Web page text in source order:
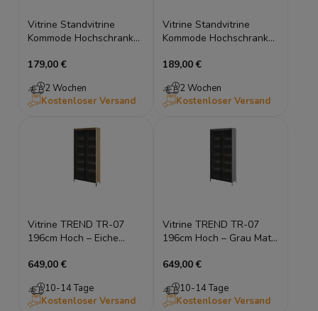
Vitrine Standvitrine
Kommode Hochschrank
Weiß
179,00 €
2 Wochen
Kostenloser Versand
Vitrine Standvitrine
Kommode Hochschrank
Weiß
189,00 €
2 Wochen
Kostenloser Versand
Vitrine TREND TR-07
196cm Hoch – Eiche
& Glas
649,00 €
10-14 Tage
Kostenloser Versand
Vitrine TREND TR-07
196cm Hoch – Grau Matt
Glas
649,00 €
10-14 Tage
Kostenloser Versand